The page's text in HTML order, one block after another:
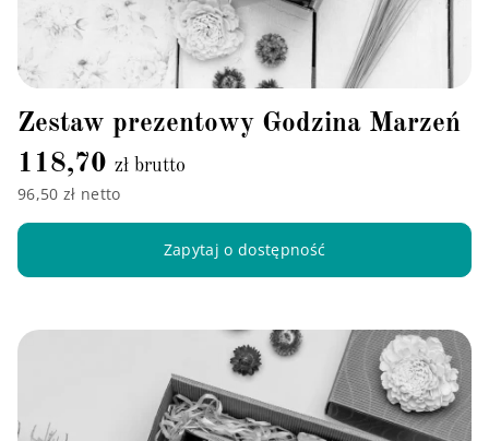
Zestaw prezentowy Godzina Marzeń
118,70 zł brutto
96,50 zł netto
Zapytaj o dostępność